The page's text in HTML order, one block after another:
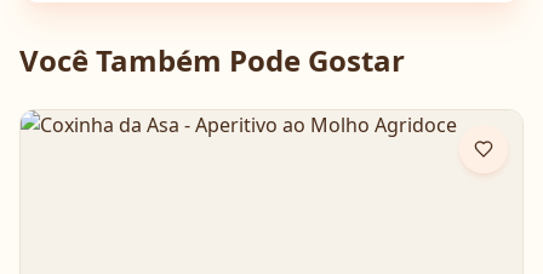
Você Também Pode Gostar